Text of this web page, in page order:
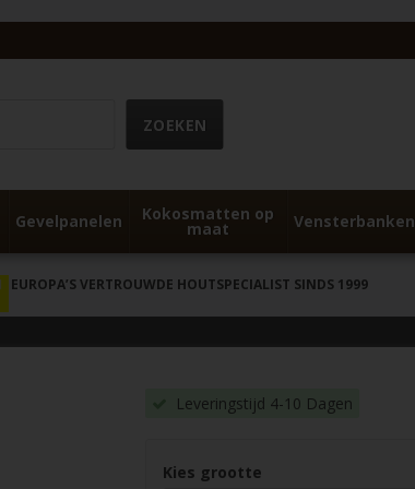
Gevelpanelen Kokosmatten op
maat Vensterbanken
EUROPA’S VERTROUWDE HOUTSPECIALIST SINDS 1999
Leveringstijd 4-10 Dagen
Kies grootte